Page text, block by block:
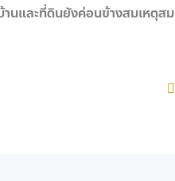
านและที่ดินยังค่อนข้างสมเหตุสม